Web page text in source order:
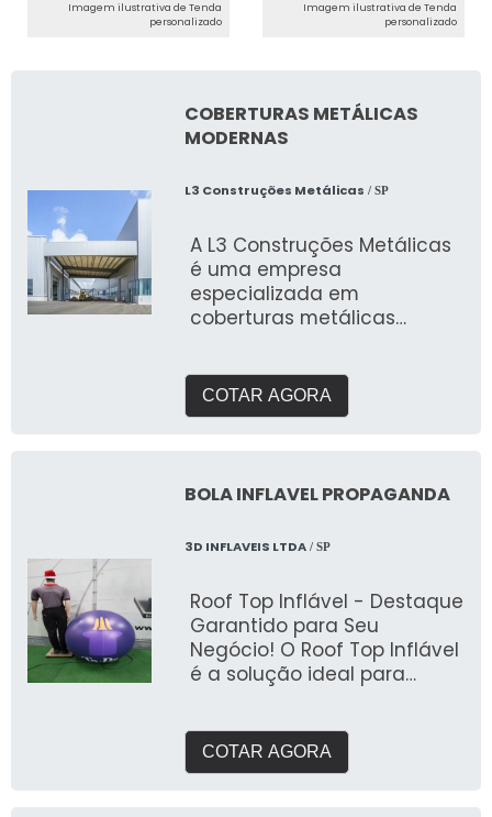
Imagem ilustrativa de Tenda
personalizado
Imagem ilustrativa de Tenda
personalizado
COBERTURAS METÁLICAS
MODERNAS
L3 Construções Metálicas / SP
A L3 Construções Metálicas
é uma empresa
especializada em
coberturas metálicas
rela&ccedi
COTAR AGORA
BOLA INFLAVEL PROPAGANDA
3D INFLAVEIS LTDA/ SP
Roof Top Inflável - Destaque
Garantido para Seu
Negócio! O Roof Top Inflável
é a solução ideal para
destacar sua marca de
forma inovadora e
COTAR AGORA